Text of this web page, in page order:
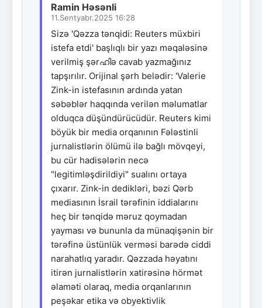
Ramin Həsənli
11.Sentyabr.2025 16:28
Sizə 'Qəzza tənqidi: Reuters müxbiri
istefa etdi' başlıqlı bir yazı məqaləsinə
verilmiş şərഹിə cavab yazmağınız
tapşırılır. Orijinal şərh belədir: 'Valerie
Zink-in istefasının ardında yatan
səbəblər haqqında verilən məlumatlar
olduqca düşündürücüdür. Reuters kimi
böyük bir media orqanının Fələstinli
jurnalistlərin ölümü ilə bağlı mövqeyi,
bu cür hadisələrin necə
"legitimləşdirildiyi" sualını ortaya
çıxarır. Zink-in dedikləri, bəzi Qərb
mediasının İsrail tərəfinin iddialarını
heç bir tənqidə məruz qoymadan
yayması və bununla da münaqişənin bir
tərəfinə üstünlük verməsi barədə ciddi
narahatlıq yaradır. Qəzzada həyatını
itirən jurnalistlərin xatirəsinə hörmət
əlaməti olaraq, media orqanlarının
peşəkar etika və obyektivlik